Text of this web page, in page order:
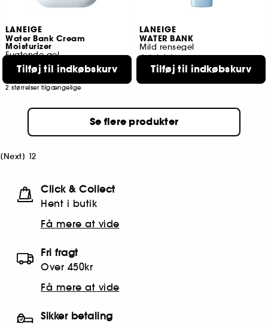
LANEIGE
Water Bank Cream
Moisturizer
Fugtende gel
540
269,00 KR
2 størrelser tilgængelige
Tilføj til indkøbskurv
LANEIGE
WATER BANK
Mild rensegel
598
239,00 KR
Tilføj til indkøbskurv
Se flere produkter
[Next] 12
Click & Collect
Hent i butik
Få mere at vide
Fri fragt
Over 450kr
Få mere at vide
Sikker betaling